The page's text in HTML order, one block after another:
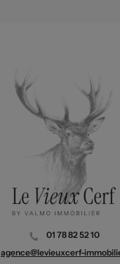
01 78 82 52 10
agence@levieuxcerf-